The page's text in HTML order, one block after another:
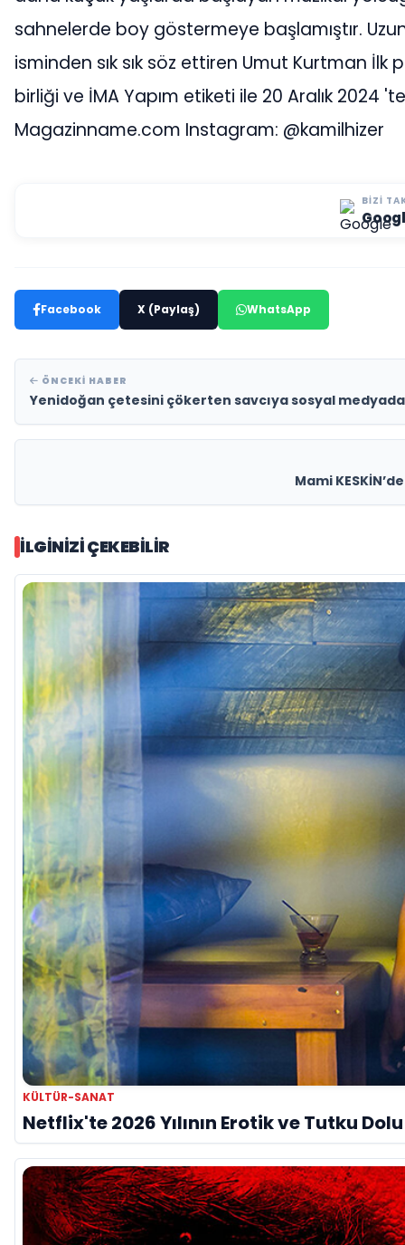
sahnelerde boy göstermeye başlamıştır.
isminden sık sık söz ettiren Umut Kurtman İlk
birliği ve İMA Yapım etiketi ile 20 Aralık 2024
Magazinname.com Instagram: @kamilhizer
BIZI
Facebook X (Paylaş) WhatsApp
ÖNCEKI HABER
Yenidoğan çetesini çökerten savcıya sosyal
Mami
İLGINIZI ÇEKEBILIR
KÜLTÜR-SANAT
Netflix'te 2026 Yılının Erotik ve Tutku